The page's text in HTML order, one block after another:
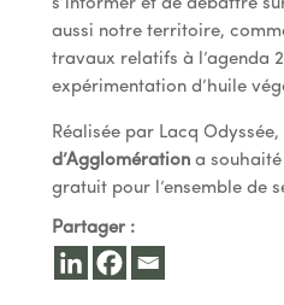
s’informer et de débattre
aussi notre territoire,
travaux relatifs à l’agenda
expérimentation d’huile
Réalisée par Lacq Odyssée,
d’Agglomérationa souhaité
gratuit pour l’ensemble de
Partager :